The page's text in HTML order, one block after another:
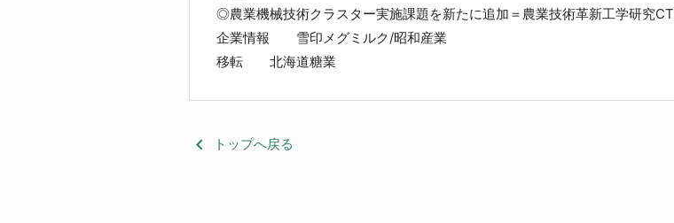
◎農業機械技術クラスター実施課題を新たに追加＝農業技術革新工学研究CT
企業情報 雪印メグミルク/昭和産業
移転 北海道糖業
keyboard_arrow_left トップへ戻る